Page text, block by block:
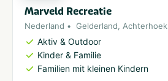
Marveld Recreatie
Nederland Gelderland, Achterhoek
Aktiv & Outdoor
Kinder & Familie
Familien mit kleinen Kindern